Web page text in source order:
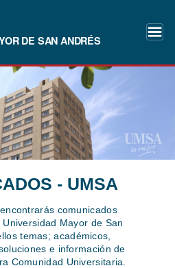
DE SAN ANDRÉS
- UMSA
comunicados
Mayor de San
temas; académicos,
e información de
Comunidad Universitaria.